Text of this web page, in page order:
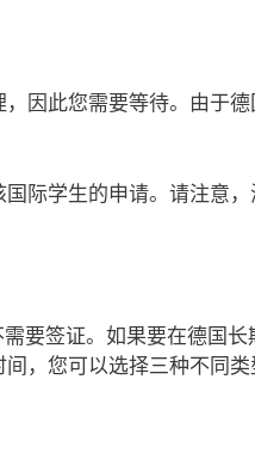
因此您需要等待。由于
际学生的申请。请注意
要签证。如果要在德国
，您可以选择三种不同类